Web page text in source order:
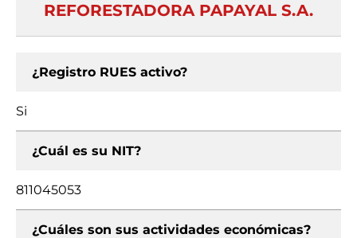
REFORESTADORA PAPAYAL S.A.
¿Registro RUES activo?
Si
¿Cuál es su NIT?
811045053
¿Cuáles son sus actividades económicas?